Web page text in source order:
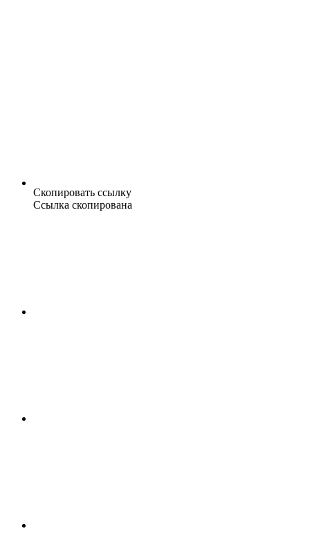
Скопировать ссылку
Ссылка скопирована